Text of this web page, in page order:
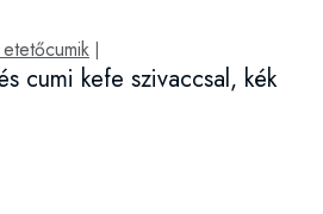
cumi kefe szivaccsal, kék